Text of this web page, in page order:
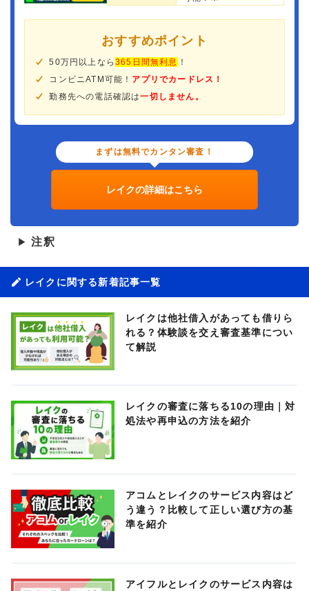
おすすめポイント
50万円以上なら365日間無利息
！
コンビニATM可能！ アプリでカードレス！
勤務先への電話確認は一切しません。
まずは無料でカンタン審査！
レイクの詳細はこちら
▶ 注釈
レイクに関する新着記事一覧
レイクは他社借入があっても借りら
れる？体験談を交え審査基準につい
て解説
レイクの審査に落ちる10の理由｜対
処法や再申込の方法を紹介
アコムとレイクのサービス内容はど
う違う？比較して正しい選び方の基
準を紹介
アイフルとレイクのサービス内容は